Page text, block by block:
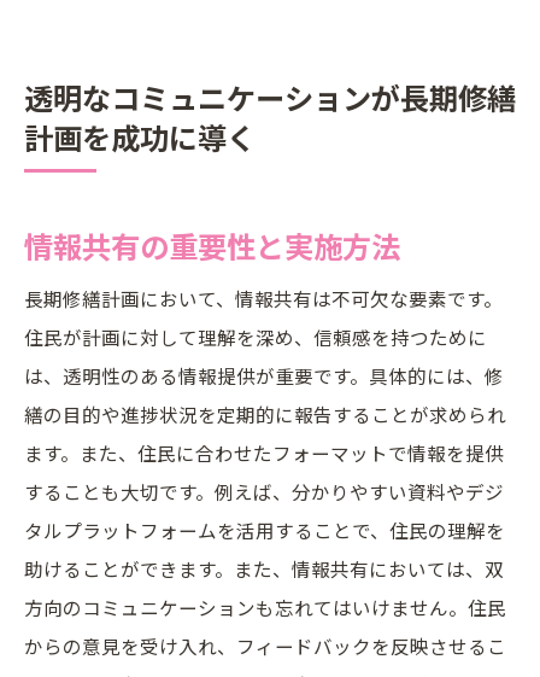
透明なコミュニケーションが長期修繕
計画を成功に導く
情報共有の重要性と実施方法
長期修繕計画において、情報共有は不可欠な要素です。
住民が計画に対して理解を深め、信頼感を持つために
は、透明性のある情報提供が重要です。具体的には、修
繕の目的や進捗状況を定期的に報告することが求められ
ます。また、住民に合わせたフォーマットで情報を提供
することも大切です。例えば、分かりやすい資料やデジ
タルプラットフォームを活用することで、住民の理解を
助けることができます。また、情報共有においては、双
方向のコミュニケーションも忘れてはいけません。住民
からの意見を受け入れ、フィードバックを反映させるこ